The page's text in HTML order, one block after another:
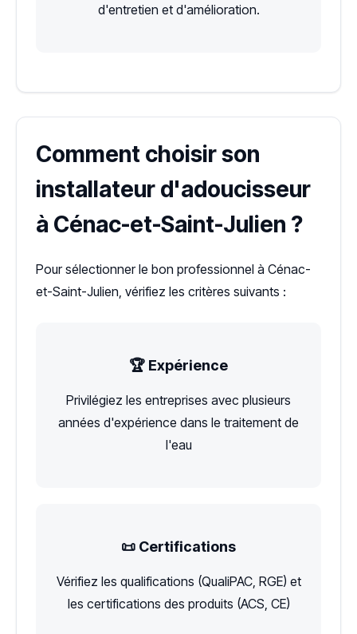
d'entretien et d'amélioration.
Comment choisir son
installateur d'adoucisseur
à Cénac-et-Saint-Julien ?
Pour sélectionner le bon professionnel à Cénac-
et-Saint-Julien, vérifiez les critères suivants :
🏆 Expérience
Privilégiez les entreprises avec plusieurs
années d'expérience dans le traitement de
l'eau
📜 Certifications
Vérifiez les qualifications (QualiPAC, RGE) et
les certifications des produits (ACS, CE)